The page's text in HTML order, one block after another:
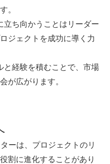
。
立ち向かうことはリーダー
ジェクトを成功に導く力
と経験を積むことで、市場
が広がります。
ーは、プロジェクトのリ
割に進化することがあり